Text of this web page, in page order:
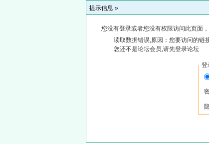
提示信息 »
您没有登录或者您没有权限访问此页面
读取数据错误,原因：您要访问的链
您还不是论坛会员,请先登录论坛
登